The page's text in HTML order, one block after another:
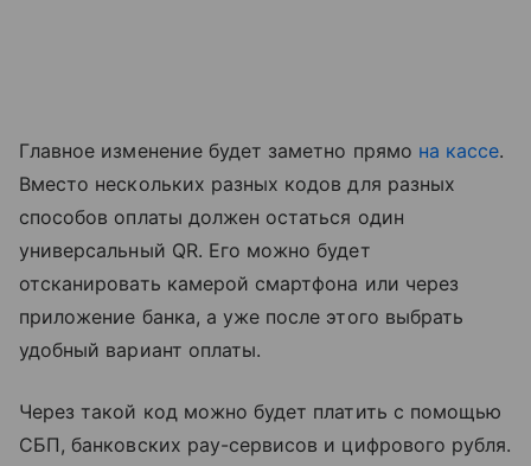
Главное изменение будет заметно прямо на кассе.
Вместо нескольких разных кодов для разных
способов оплаты должен остаться один
универсальный QR. Его можно будет
отсканировать камерой смартфона или через
приложение банка, а уже после этого выбрать
удобный вариант оплаты.
Через такой код можно будет платить с помощью
СБП, банковских pay-сервисов и цифрового рубля.